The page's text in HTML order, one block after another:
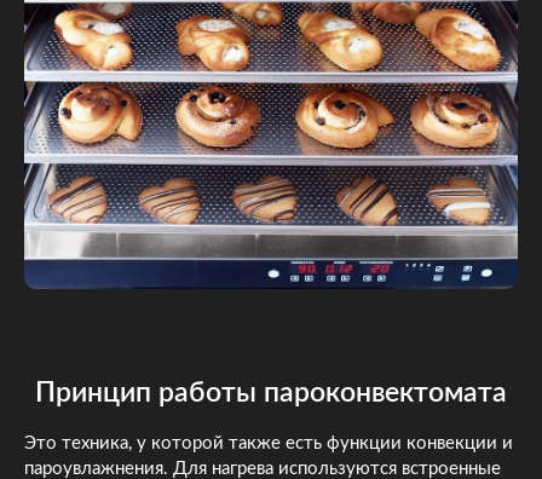
Принцип работы пароконвектомата
Это техника, у которой также есть функции конвекции и
пароувлажнения. Для нагрева используются встроенные